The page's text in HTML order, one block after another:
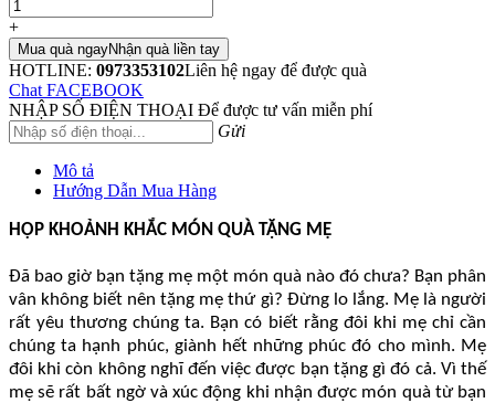
+
Mua quà ngayNhận quà liền tay
HOTLINE: 0973353102Liên hệ ngay để được quà
Chat FACEBOOK
NHẬP SỐ ĐIỆN THOẠI Để được tư vấn miễn phí
Gửi
Mô tả
Hướng Dẫn Mua Hàng
HỘP KHOẢNH KHẮC MÓN QUÀ TẶNG MẸ
Đã bao giờ bạn tặng mẹ một món quà nào đó chưa? Bạn phân
vân không biết nên tặng mẹ thứ gì? Đừng lo lắng. Mẹ là người
rất yêu thương chúng ta. Bạn có biết rằng đôi khi mẹ chỉ cần
chúng ta hạnh phúc, giành hết những phúc đó cho mình. Mẹ
đôi khi còn không nghĩ đến việc được bạn tặng gì đó cả. Vì thế
mẹ sẽ rất bất ngờ và xúc động khi nhận được món quà từ bạn